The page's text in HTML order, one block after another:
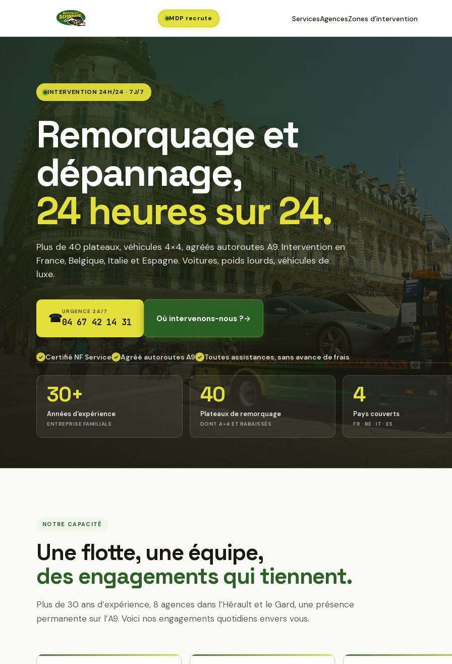
MDP recrute ServicesAgencesZones d’intervention
INTERVENTION 24H/24 · 7J/7
Remorquage et
dépannage,
24 heures sur 24.
Plus de 40 plateaux, véhicules 4×4, agréés autoroutes A9. Intervention en
France, Belgique, Italie et Espagne. Voitures, poids lourds, véhicules de
luxe.
☎URGENCE 24/7
04 67 42 14 31 Où intervenons-nous ?→
✓ Certifié NF Service ✓ Agréé autoroutes A9 ✓ Toutes assistances, sans avance de frais
30+
Années d'expérience
ENTREPRISE FAMILIALE
40
Plateaux de remorquage
DONT 4×4 ET RABAISSÉS
4
Pays couverts
FR · BE · IT · ES
NOTRE CAPACITÉ
Une flotte, une équipe,
des engagements qui tiennent.
Plus de 30 ans d’expérience, 8 agences dans l’Hérault et le Gard, une présence
permanente sur l’A9. Voici nos engagements quotidiens envers vous.